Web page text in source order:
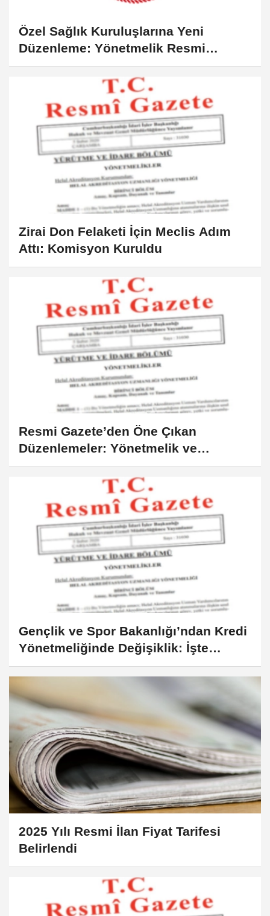
Özel Sağlık Kuruluşlarına Yeni
Düzenleme: Yönetmelik Resmi
Gazete’de Yayımlandı
Zirai Don Felaketi İçin Meclis Adım
Attı: Komisyon Kuruldu
Resmi Gazete’den Öne Çıkan
Düzenlemeler: Yönetmelik ve
Tebliğlerde Değişiklikler
Gençlik ve Spor Bakanlığı’ndan Kredi
Yönetmeliğinde Değişiklik: İşte
Detaylar
2025 Yılı Resmi İlan Fiyat Tarifesi
Belirlendi